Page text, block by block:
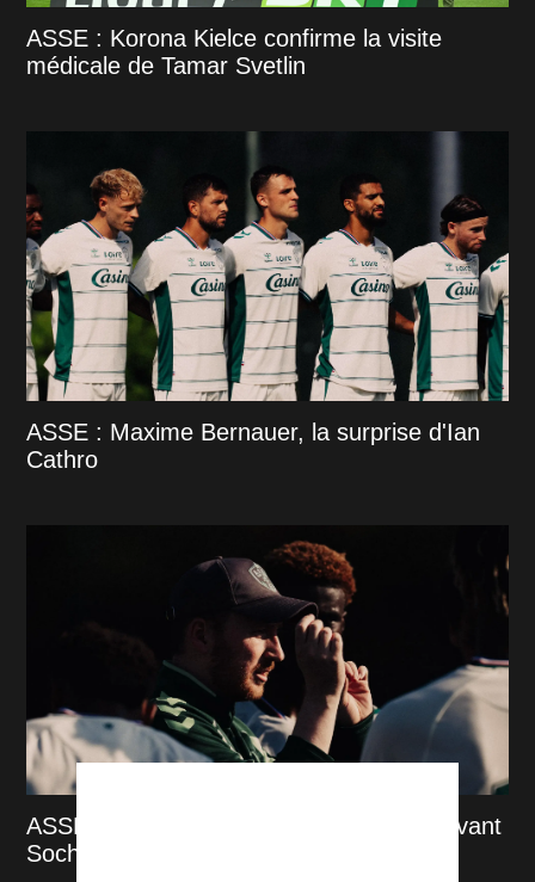
ASSE : Korona Kielce confirme la visite
médicale de Tamar Svetlin
ASSE : Maxime Bernauer, la surprise d'Ian
Cathro
ASSE : Ian Cathro envoie un message avant
Sochaux